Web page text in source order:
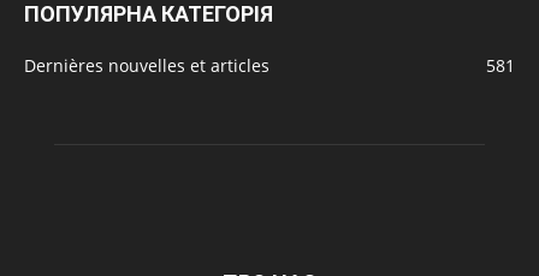
ПОПУЛЯРНА КАТЕГОРІЯ
Dernières nouvelles et articles 581